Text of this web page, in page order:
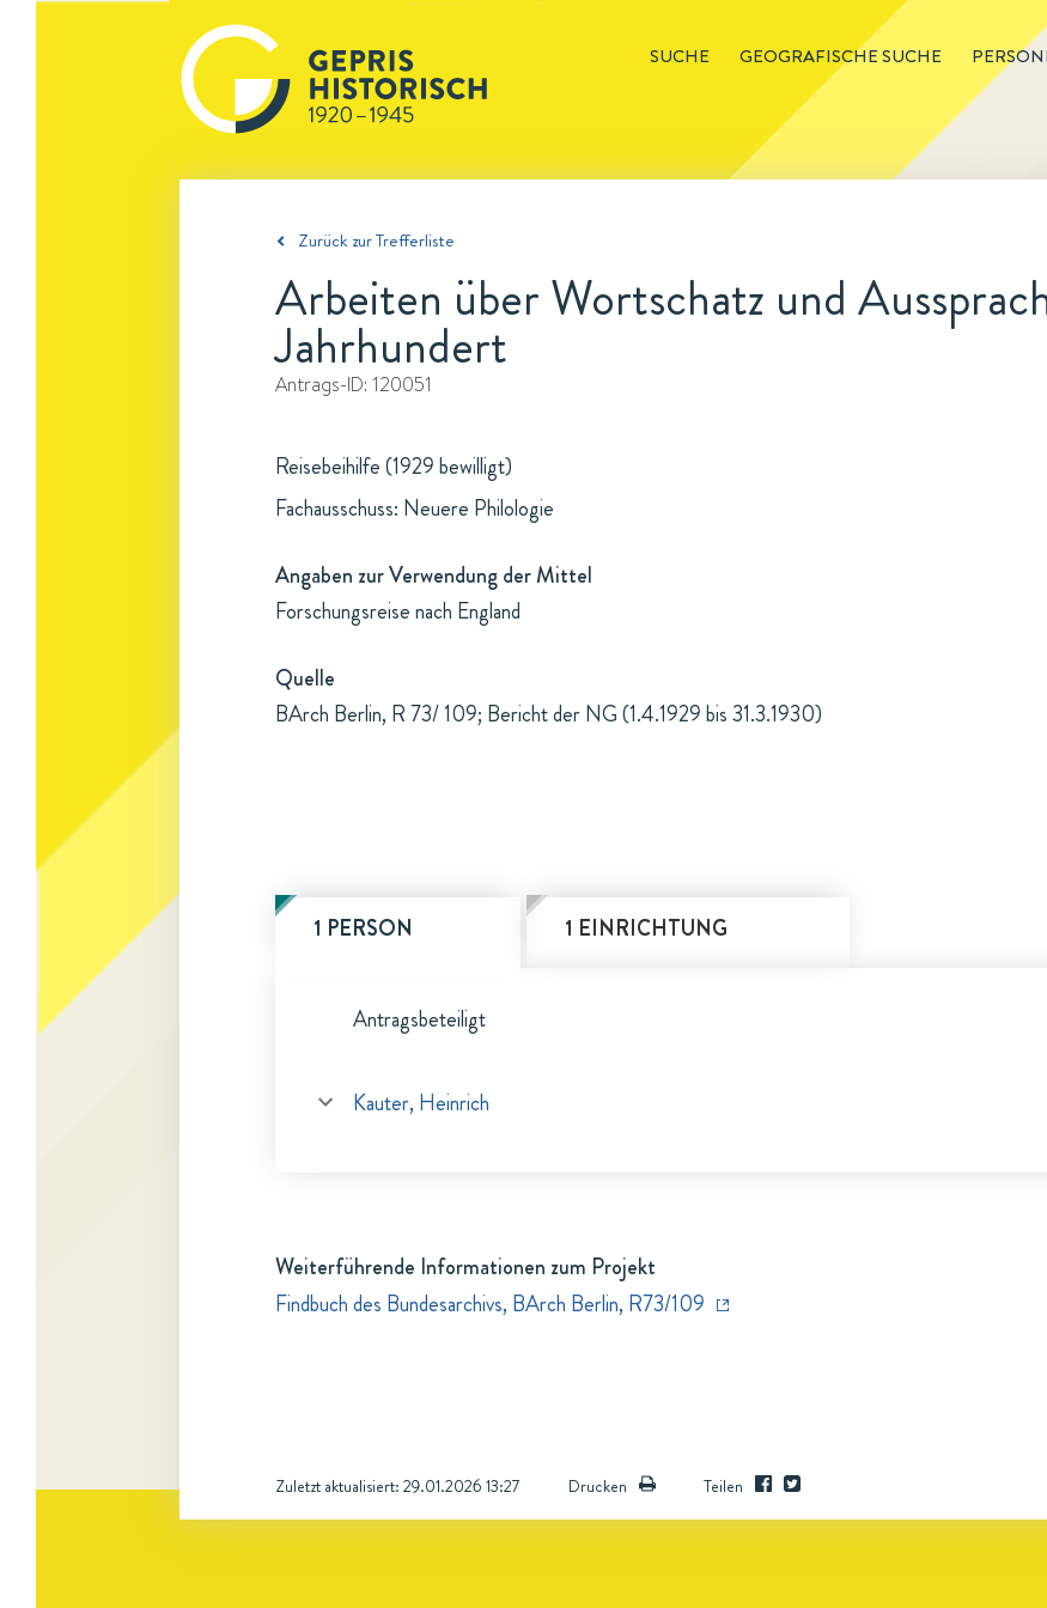
SUCHE GEOGRAFISCHE SUCHE
Zurück zur Trefferliste
Arbeiten über Wortschatz und
Jahrhundert
Antrags-ID: 120051
Reisebeihilfe (1929 bewilligt)
Fachausschuss: Neuere Philologie
Angaben zur Verwendung der Mittel
Forschungsreise nach England
Quelle
BArch Berlin, R 73/ 109; Bericht der NG (1.4.1929 bis 31.3.1930)
1 PERSON 1 EINRICHTUNG
Antragsbeteiligt
Kauter, Heinrich
Weiterführende Informationen zum Projekt
Findbuch des Bundesarchivs, BArch Berlin, R73/109
Zuletzt aktualisiert: 29.01.2026 13:27 Drucken Teilen